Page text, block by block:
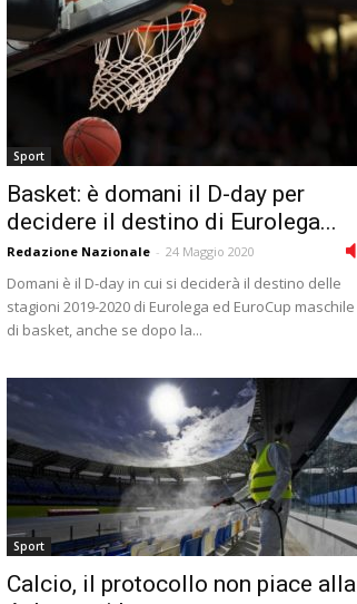
Sport
Basket: è domani il D-day per
decidere il destino di Eurolega...
Redazione Nazionale - 24 Maggio 2020
Domani è il D-day in cui si deciderà il destino delle
stagioni 2019-2020 di Eurolega ed EuroCup maschile
di basket, anche se dopo la...
Sport
Calcio, il protocollo non piace alla